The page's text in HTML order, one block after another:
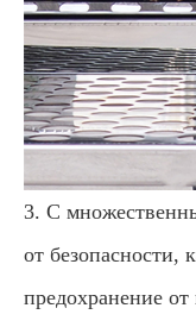
3. С
от безопасности,
предохранение